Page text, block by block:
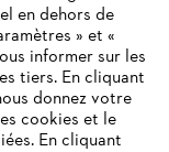
en dehors de
» et «
informer sur les
tiers. En cliquant
donnez votre
cookies et le
En cliquant